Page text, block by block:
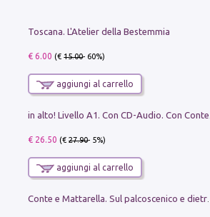
Toscana. L'Atelier della Bestemmia
€ 6.00 (€15.00- 60%)
aggiungi al carrello
€ 26.50 (€27.90- 5%)
aggiungi al carrello